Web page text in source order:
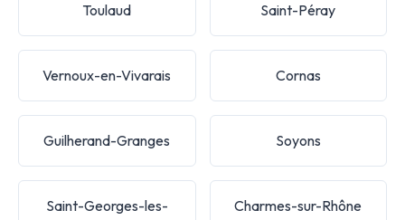
Toulaud Saint-Péray
Vernoux-en-Vivarais Cornas
Guilherand-Granges Soyons
Saint-Georges-les-
Charmes-sur-Rhône